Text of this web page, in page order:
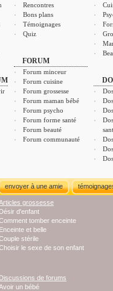
Rencontres
Bons plans
Témoignages
Quiz
FORUM
Forum minceur
Forum cuisine
Forum grossesse
Forum maman bébé
Forum psycho
Forum forme santé
Forum beauté
Forum communauté
envoyer à une amie
grossesse
Désir d'enfant
tomber enceinte
Enceinte et belle
stérile
le sexe de son enfant
Discussions de forums
un bébé